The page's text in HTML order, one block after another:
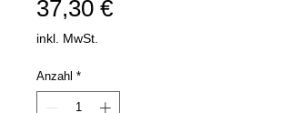
37,30 €Preis
inkl. MwSt.
Anzahl *